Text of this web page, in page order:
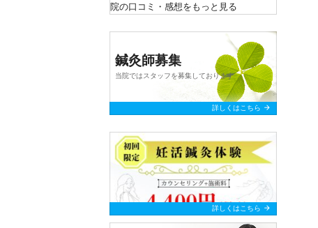
院の口コミ・感想をもっと見る
鍼灸師募集
当院ではスタッフを募集しております
詳しくはこちら arrow_forward
詳しくはこちら arrow_forward